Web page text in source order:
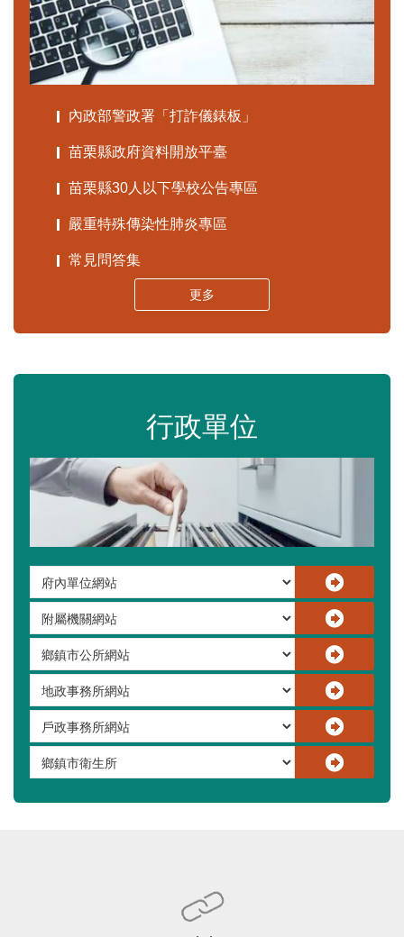
內政部警政署「打詐儀錶板」
苗栗縣政府資料開放平臺
苗栗縣30人以下學校公告專區
嚴重特殊傳染性肺炎專區
常見問答集
更多
行政單位